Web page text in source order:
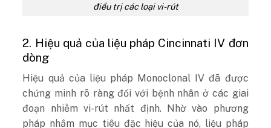
điều trị các loại vi-rút
2. Hiệu quả của liệu pháp Cincinnati IV đơn
dòng
Hiệu quả của liệu pháp Monoclonal IV đã được
chứng minh rõ ràng đối với bệnh nhân ở các giai
đoạn nhiễm vi-rút nhất định. Nhờ vào phương
pháp nhắm mục tiêu đặc hiệu của nó, liệu pháp